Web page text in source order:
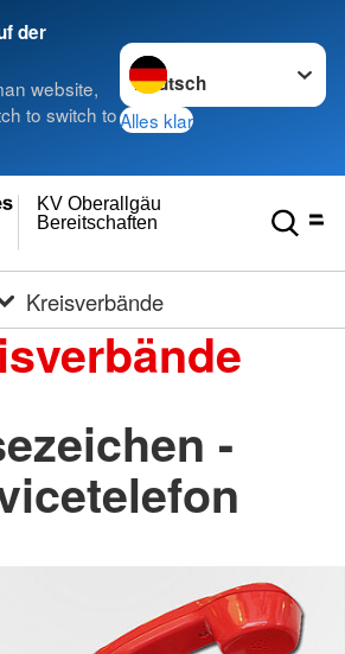
der
website,
to switch to
Sprache wechseln zu
Alles klar
Bereitschaften
KV Oberallgäu
Kreisverbände
-